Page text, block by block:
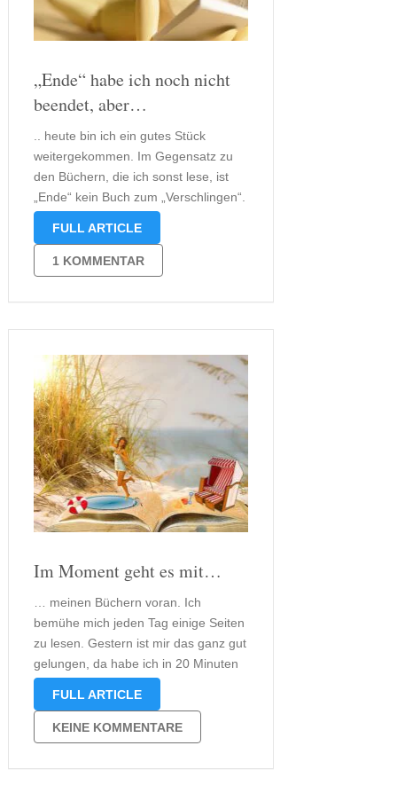
„Ende“ habe ich noch nicht
beendet, aber…
.. heute bin ich ein gutes Stück
weitergekommen. Im Gegensatz zu
den Büchern, die ich sonst lese, ist
„Ende“ kein Buch zum „Verschlingen“.
Es ist wirklich toll, aber es ist eben
Innehalten und Nachdenken. Eines ist
„Ende“ aber mit …
FULL ARTICLE
1 KOMMENTAR
Im Moment geht es mit…
… meinen Büchern voran. Ich
bemühe mich jeden Tag einige Seiten
zu lesen. Gestern ist mir das ganz gut
gelungen, da habe ich in 20 Minuten
knapp 20 Seiten gelesen. Genau hier
„Im wilden Osten dieser Stadt“ schafft
es nur …
FULL ARTICLE
KEINE KOMMENTARE